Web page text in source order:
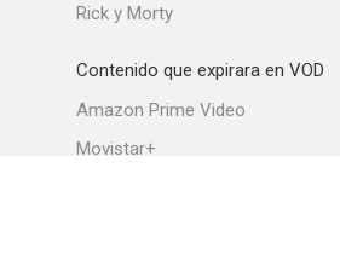
Rick y Morty
Contenido que expirara en VOD
Amazon Prime Video
Movistar+